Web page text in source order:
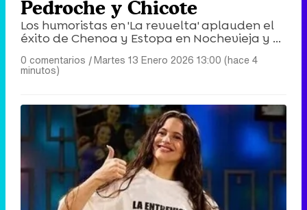
Pedroche y Chicote
Los humoristas en 'La revuelta' aplauden el
éxito de Chenoa y Estopa en Nochevieja y ...
0 comentarios |Martes 13 Enero 2026 13:00 (hace 4
minutos)